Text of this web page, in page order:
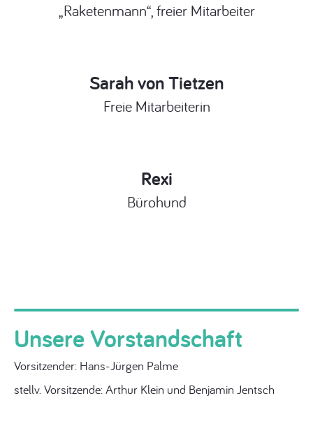
„Raketenmann“, freier Mitarbeiter
Sarah von Tietzen
Freie Mitarbeiterin
Rexi
Bürohund
Unsere Vorstandschaft
Vorsitzender: Hans-Jürgen Palme
stellv. Vorsitzende: Arthur Klein und Benjamin Jentsch